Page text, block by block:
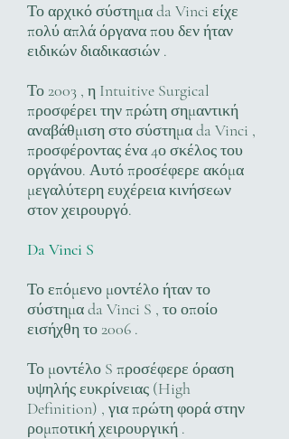
Το αρχικό σύστημα da Vinci είχε
πολύ απλά όργανα που δεν ήταν
ειδικών διαδικασιών .
Το 2003 , η Intuitive Surgical
προσφέρει την πρώτη σημαντική
αναβάθμιση στο σύστημα da Vinci ,
προσφέροντας ένα 4ο σκέλος του
οργάνου. Αυτό προσέφερε ακόμα
μεγαλύτερη ευχέρεια κινήσεων
στον χειρουργό.
Da Vinci S
Το επόμενο μοντέλο ήταν το
σύστημα da Vinci S , το οποίο
εισήχθη το 2006 .
Το μοντέλο S προσέφερε όραση
υψηλής ευκρίνειας (High
Definition) , για πρώτη φορά στην
ρομποτική χειρουργική .